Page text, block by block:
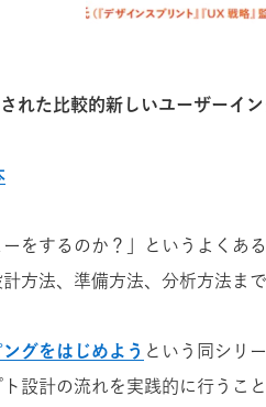
れた比較的新しいユーザーイ
ーをするのか？」というよくあ
方法、準備方法、分析方法ま
グをはじめよう という同シリ
設計の流れを実践的に行うこ